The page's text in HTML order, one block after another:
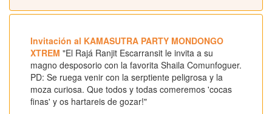
Invitación al KAMASUTRA PARTY MONDONGO
XTREM "El Rajá Ranjit Escarransit le invita a su
magno desposorio con la favorita Shaila Comunfoguer.
PD: Se ruega venir con la serptiente peligrosa y la
moza curiosa. Que todos y todas comeremos 'cocas
finas' y os hartareis de gozar!"